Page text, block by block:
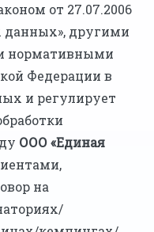
от 27.07.2006
данных», другими
нормативными
Федерации в
и регулирует
ООО «Единая
на